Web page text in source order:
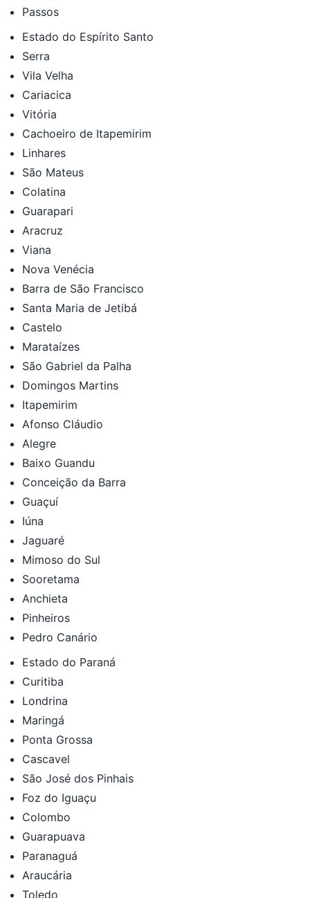
Passos
Estado do Espírito Santo
Serra
Vila Velha
Cariacica
Vitória
Cachoeiro de Itapemirim
Linhares
São Mateus
Colatina
Guarapari
Aracruz
Viana
Nova Venécia
Barra de São Francisco
Santa Maria de Jetibá
Castelo
Marataízes
São Gabriel da Palha
Domingos Martins
Itapemirim
Afonso Cláudio
Alegre
Baixo Guandu
Conceição da Barra
Guaçuí
Iúna
Jaguaré
Mimoso do Sul
Sooretama
Anchieta
Pinheiros
Pedro Canário
Estado do Paraná
Curitiba
Londrina
Maringá
Ponta Grossa
Cascavel
São José dos Pinhais
Foz do Iguaçu
Colombo
Guarapuava
Paranaguá
Araucária
Toledo